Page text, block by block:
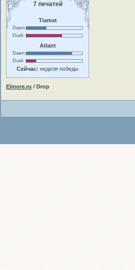
7 печатей
Tiamat
Dawn
Dusk
Atlant
Dawn
Dusk
Сейчас: неделя победы
Elmore.ru / Drop